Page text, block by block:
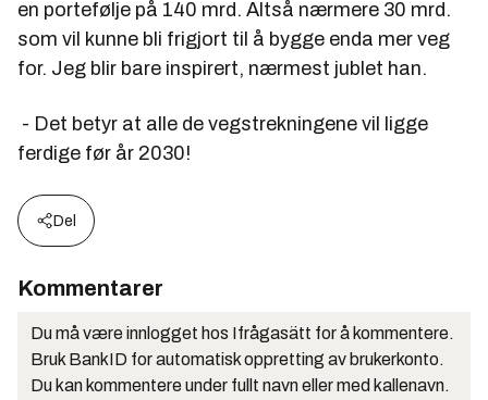
en portefølje på 140 mrd. Altså nærmere 30 mrd.
som vil kunne bli frigjort til å bygge enda mer veg
for. Jeg blir bare inspirert, nærmest jublet han.
- Det betyr at alle de vegstrekningene vil ligge
ferdige før år 2030!
Del
Kommentarer
Du må være innlogget hos Ifrågasätt for å kommentere.
Bruk BankID for automatisk oppretting av brukerkonto.
Du kan kommentere under fullt navn eller med kallenavn.